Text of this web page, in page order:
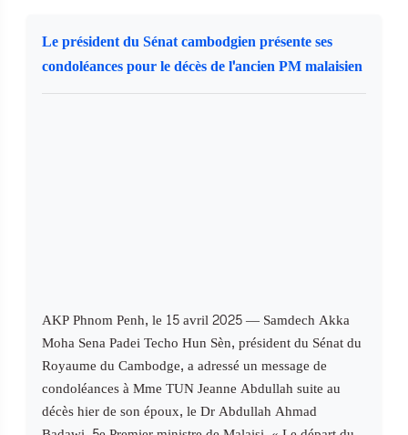
Le président du Sénat cambodgien présente ses
condoléances pour le décès de l'ancien PM malaisien
AKP Phnom Penh, le 15 avril 2025 — Samdech Akka
Moha Sena Padei Techo Hun Sèn, président du Sénat du
Royaume du Cambodge, a adressé un message de
condoléances à Mme TUN Jeanne Abdullah suite au
décès hier de son époux, le Dr Abdullah Ahmad